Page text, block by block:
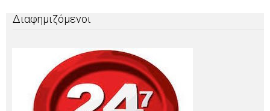
Διαφημιζόμενοι